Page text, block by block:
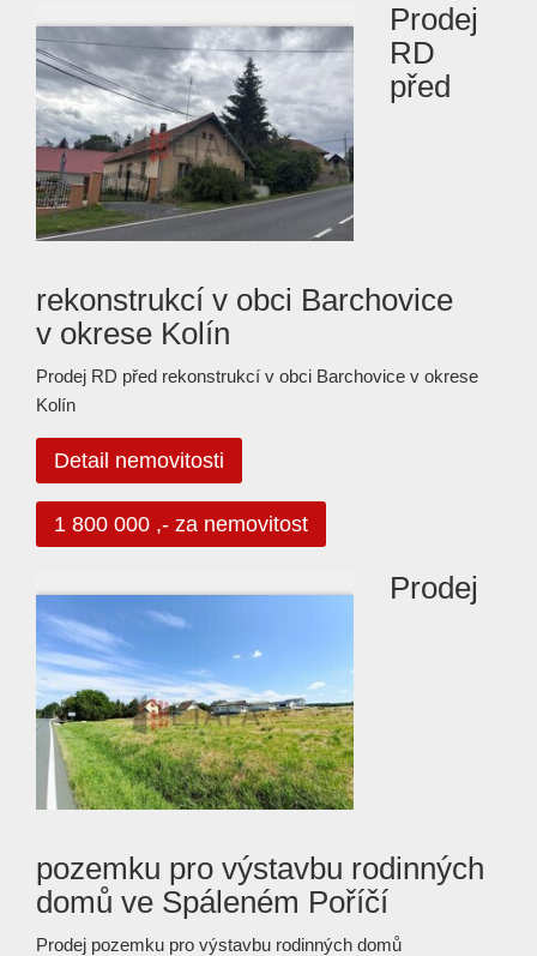
Prodej
RD
před
rekonstrukcí v obci Barchovice
v okrese Kolín
Prodej RD před rekonstrukcí v obci Barchovice v okrese
Kolín
Detail nemovitosti
1 800 000 ,- za nemovitost
Prodej
pozemku pro výstavbu rodinných
domů ve Spáleném Poříčí
Prodej pozemku pro výstavbu rodinných domů